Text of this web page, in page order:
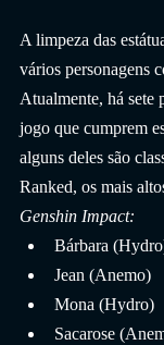
A limpeza das
vários personagens
Atualmente, há sete
jogo que cumprem
alguns deles são
Ranked, os mais
Genshin Impact:
Bárbara
Jean (Anemo)
Mona (Hydro)
Sacarose